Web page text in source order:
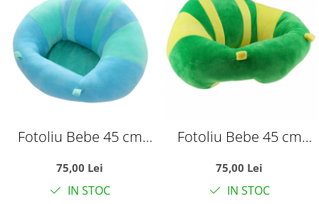
Fotoliu Bebe 45 cm
Fundulet - bleu
75,00 Lei
IN STOC
Fotoliu Bebe 45 cm
Fundulet - verde
75,00 Lei
IN STOC